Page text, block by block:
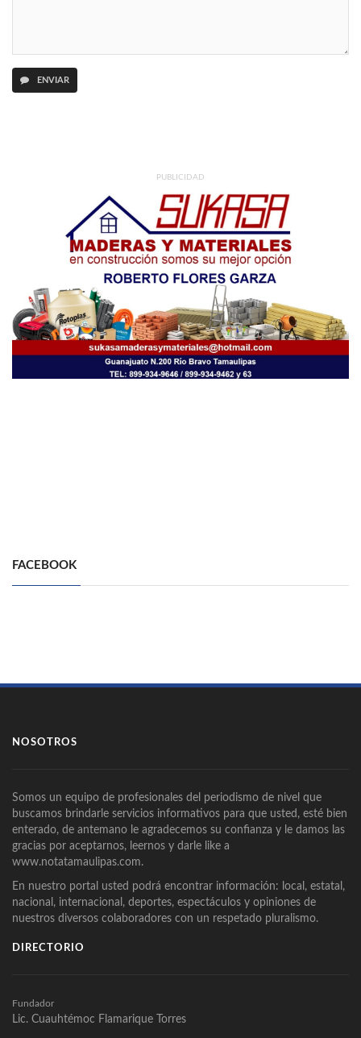
ENVIAR
PUBLICIDAD
FACEBOOK
NOSOTROS
Somos un equipo de profesionales del periodismo de nivel que
buscamos brindarle servicios informativos para que usted, esté bien
enterado, de antemano le agradecemos su confianza y le damos las
gracias por aceptarnos, leernos y darle like a
www.notatamaulipas.com.
En nuestro portal usted podrá encontrar información: local, estatal,
nacional, internacional, deportes, espectáculos y opiniones de
nuestros diversos colaboradores con un respetado pluralismo.
DIRECTORIO
Fundador
Lic. Cuauhtémoc Flamarique Torres